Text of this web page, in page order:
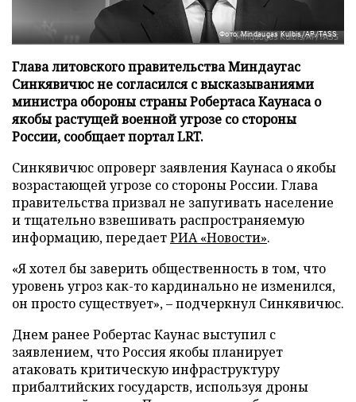
Фото: Mindaugas Kulbis/AP/TASS
Глава литовского правительства Миндаугас
Синкявичюс не согласился с высказываниями
министра обороны страны Робертаса Каунаса о
якобы растущей военной угрозе со стороны
России, сообщает портал LRT.
Синкявичюс опроверг заявления Каунаса о якобы
возрастающей угрозе со стороны России. Глава
правительства призвал не запугивать население
и тщательно взвешивать распространяемую
информацию, передаетРИА «Новости».
«Я хотел бы заверить общественность в том, что
уровень угроз как-то кардинально не изменился,
он просто существует», – подчеркнул Синкявичюс.
Днем ранее Робертас Каунас выступил с
заявлением, что Россия якобы планирует
атаковать критическую инфраструктуру
прибалтийских государств, используя дроны